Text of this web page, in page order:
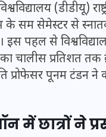
(डीडीयू)
के सम सेमेस्टर से
इस पहल से
चालीस प्रतिशत
प्रोफेसर पूनम टंडन ने
छात्रों ने